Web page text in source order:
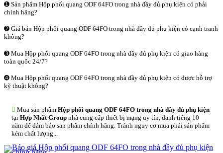
➊ Sản phẩm Hộp phối quang ODF 64FO trong nhà đầy đủ phụ kiện có phải
chính hãng?
➋ Giá bán Hộp phối quang ODF 64FO trong nhà đầy đủ phụ kiện có cạnh tranh
không?
➌ Mua Hộp phối quang ODF 64FO trong nhà đầy đủ phụ kiện có giao hàng
toàn quốc 24/7?
➍ Mua Hộp phối quang ODF 64FO trong nhà đầy đủ phụ kiện có được hỗ trợ
kỹ thuật không?
Mua sản phẩm Hộp phối quang ODF 64FO trong nhà đầy đủ phụ kiện
tại Hợp Nhất Group nhà cung cấp thiết bị mạng uy tín, danh tiếng 10
năm để đảm bảo sản phẩm chính hãng. Tránh nguy cơ mua phải sản phẩm
kém chất lượng...